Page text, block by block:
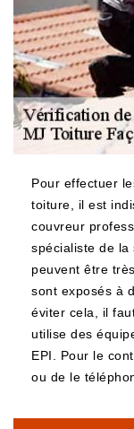
Pour effectuer
toiture, il est
couvreur
spécialiste de la
peuvent être
sont exposés à
éviter cela, il
utilise des
EPI. Pour le
ou de le